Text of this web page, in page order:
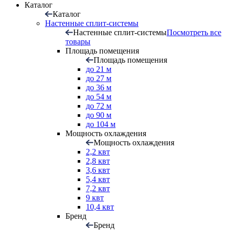
Каталог
Каталог
Настенные сплит-системы
Настенные сплит-системыПосмотреть все
товары
Площадь помещения
Площадь помещения
до 21 м
до 27 м
до 36 м
до 54 м
до 72 м
до 90 м
до 104 м
Мощность охлаждения
Мощность охлаждения
2,2 квт
2,8 квт
3,6 квт
5,4 квт
7,2 квт
9 квт
10,4 квт
Бренд
Бренд